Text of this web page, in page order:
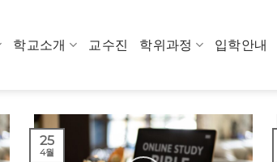
학교소개 교수진 학위과정 입학안내
25
4월